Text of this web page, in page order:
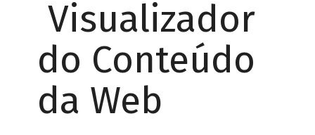
Visualizador
do Conteúdo
da Web